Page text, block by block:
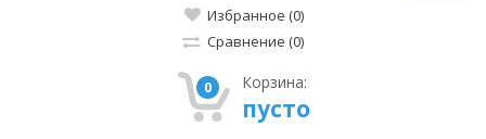
Избранное (0)
Сравнение (0)
0 Корзина:
пусто